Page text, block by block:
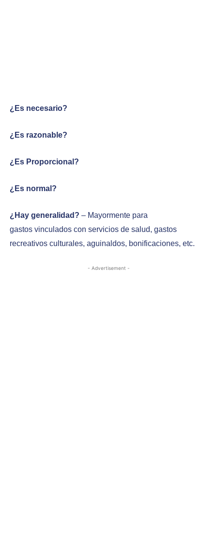
¿Es necesario?
¿Es razonable?
¿Es Proporcional?
¿Es normal?
¿Hay generalidad? – Mayormente para
gastos vinculados con servicios de salud, gastos
recreativos culturales, aguinaldos, bonificaciones, etc.
- Advertisement -